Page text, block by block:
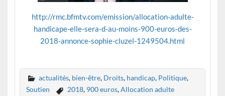
http://rmc.bfmtv.com/emission/allocation-adulte-
handicape-elle-sera-d-au-moins-900-euros-des-
2018-annonce-sophie-cluzel-1249504.html
actualités, bien-être, Droits, handicap, Politique,
Soutien
2018, 900 euros,Allocation adulte